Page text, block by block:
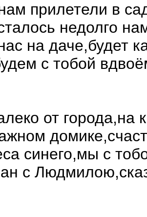
прилетели в
недолго
на даче,будет
с тобой
от города,на
синего,мы с
с